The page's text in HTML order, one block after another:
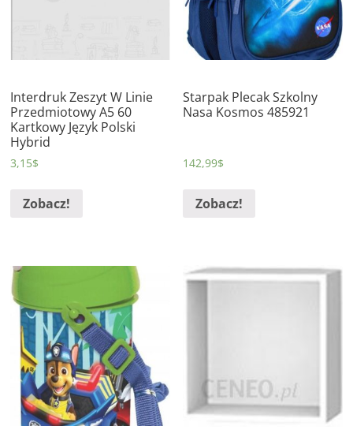
Interdruk Zeszyt W Linie
Przedmiotowy A5 60
Kartkowy Język Polski
Hybrid
3,15$
Zobacz!
Starpak Plecak Szkolny
Nasa Kosmos 485921
142,99$
Zobacz!